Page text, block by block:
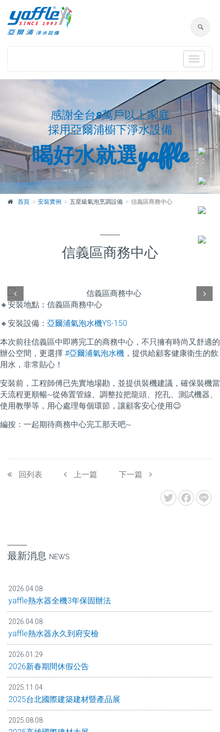
Toggle
感謝全台8萬戶以上家庭
採用亞爾浦櫥下淨水設備
喝好水就選yaffle
首頁 安裝實例 五星級氣泡烹調設備 信義區商務中心
信義區商務中心
Prev Next
🔸 安裝地點：信義區商務中心
🔸 安裝設備： 亞爾浦氣泡水機YS-150
本次前往信義區中即將完工的商務中心，不只擁有時尚又舒適的
辦公空間，更選擇 #亞爾浦氣泡水機 ，提供給顧客健康衛生的飲
用水，非常貼心！
安裝前，工程師傅已先實地場勘，並提供裝機建議，確保裝機當
天流程更順暢~從佈置管線、調整拉把龍頭、挖孔、測試機器、
使用教學等，用心處理每個環節，讓顧客安心使用😉
編按：一起期待商務中心完工那天吧~
回列表 上一篇 下一篇
最新消息 NEWS
2026.04.08
yaffle熱水器全機3年保固辦法
2026.04.08
yaffle熱水器永久到府安檢
2026.01.29
2026新春期間休假公告
2025.11.04
2025台北國際建築建材暨產品展
2025.08.08